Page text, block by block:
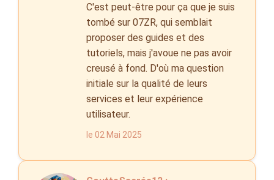
C'est peut-être pour ça que je suis
tombé sur 07ZR, qui semblait
proposer des guides et des
tutoriels, mais j'avoue ne pas avoir
creusé à fond. D'où ma question
initiale sur la qualité de leurs
services et leur expérience
utilisateur.
le 02 Mai 2025